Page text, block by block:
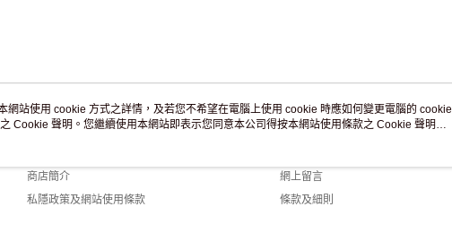
關於我們
商店簡介
私隱政策及網站使用條款
客戶服務
網上留言
條款及細則
網站使用 cookie 方式之詳情，及若您不希望在電腦上使用 cookie 時應如何變更電腦的 cookie
Cookie 聲明。您繼續使用本網站即表示您同意本公司得按本網站使用條款之 Cookie 聲明使